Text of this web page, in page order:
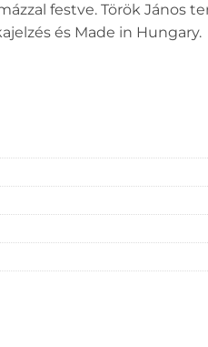
festve. Török János
és Made in Hungary.